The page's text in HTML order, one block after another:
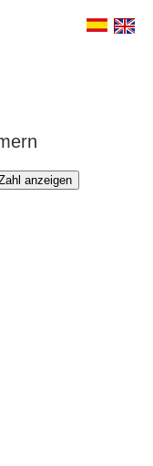
anzeigen